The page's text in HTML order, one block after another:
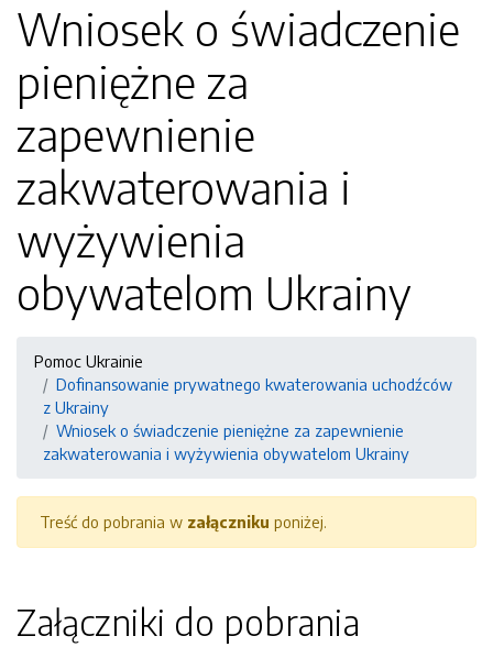
Wniosek o świadczenie
pieniężne za
zapewnienie
zakwaterowania i
wyżywienia
obywatelom Ukrainy
Pomoc Ukrainie
Dofinansowanie prywatnego kwaterowania uchodźców
z Ukrainy
Wniosek o świadczenie pieniężne za zapewnienie
zakwaterowania i wyżywienia obywatelom Ukrainy
Treść do pobrania w załączniku poniżej.
Załączniki do pobrania